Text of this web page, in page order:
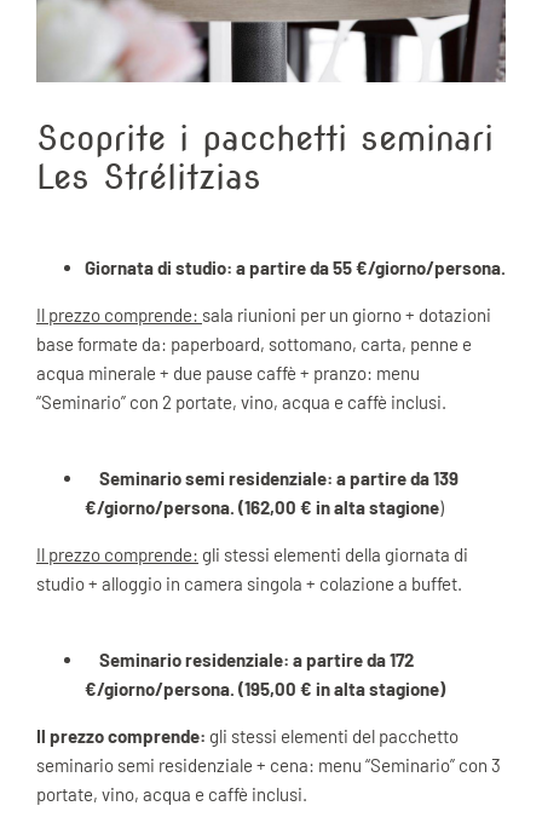
Scoprite i pacchetti seminari
Les Strélitzias
Giornata di studio: a partire da 55 €/giorno/persona.
Il prezzo comprende: sala riunioni per un giorno + dotazioni
base formate da: paperboard, sottomano, carta, penne e
acqua minerale + due pause caffè + pranzo: menu
“Seminario” con 2 portate, vino, acqua e caffè inclusi.
Seminario semi residenziale: a partire da 139
€/giorno/persona. (162,00 € in alta stagione)
Il prezzo comprende: gli stessi elementi della giornata di
studio + alloggio in camera singola + colazione a buffet.
Seminarioresidenziale: a partire da 172
€/giorno/persona. (195,00 € in alta stagione)
Il prezzo comprende: gli stessi elementi del pacchetto
seminario semi residenziale + cena: menu “Seminario” con 3
portate, vino, acqua e caffè inclusi.